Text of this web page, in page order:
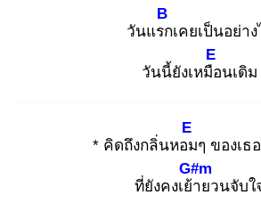
วันแรก
B
เคยเป็นอย่าง
วันนี้ยังเหมือ
E
นเดิม
* คิดถึงกลิ่นหอม
E
ๆ ของเธ
ที่ยังคงเย้า
G#m
ยวนจับใ